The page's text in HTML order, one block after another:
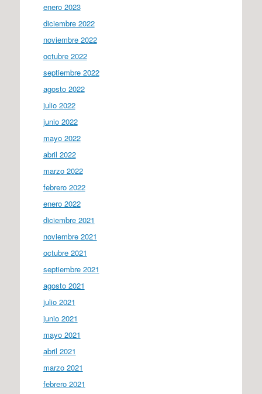
enero 2023
diciembre 2022
noviembre 2022
octubre 2022
septiembre 2022
agosto 2022
julio 2022
junio 2022
mayo 2022
abril 2022
marzo 2022
febrero 2022
enero 2022
diciembre 2021
noviembre 2021
octubre 2021
septiembre 2021
agosto 2021
julio 2021
junio 2021
mayo 2021
abril 2021
marzo 2021
febrero 2021